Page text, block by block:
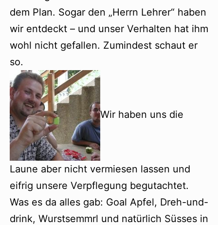
dem Plan. Sogar den „Herrn Lehrer“ haben
wir entdeckt – und unser Verhalten hat ihm
wohl nicht gefallen. Zumindest schaut er
so.
Wir haben uns die
Laune aber nicht vermiesen lassen und
eifrig unsere Verpflegung begutachtet.
Was es da alles gab: Goal Apfel, Dreh-und-
drink, Wurstsemmrl und natürlich Süsses in